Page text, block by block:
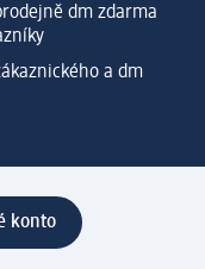
dm zdarma
a dm
konto